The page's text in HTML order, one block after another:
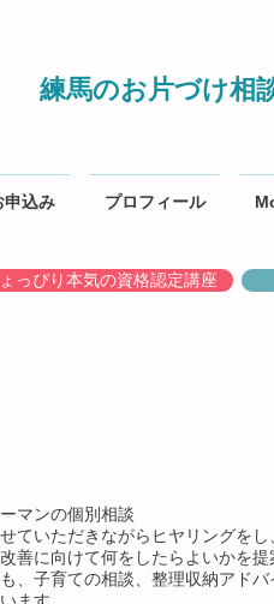
練馬のお片づけ相
申込み プロフィール
っぴり本気の資格認定講座
マンの個別相談
ていただきながらヒヤリングをし
善に向けて何をしたらよいかを提
、子育ての相談、整理収納アド